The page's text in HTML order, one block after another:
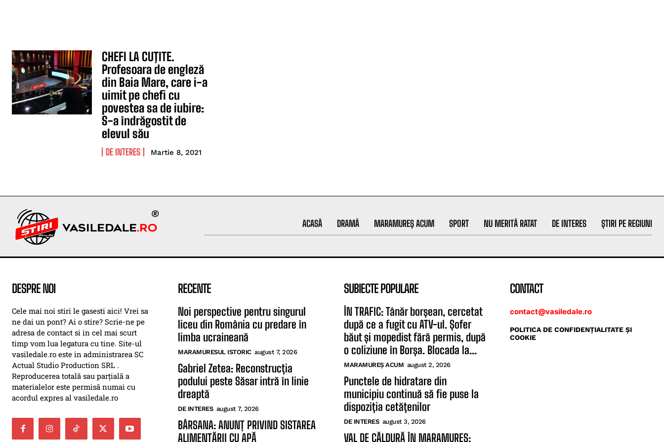
CHEFI LA CUŢITE.
Profesoara de engleză
din Baia Mare, care i-a
uimit pe chefi cu
povestea sa de iubire:
S-a îndrăgostit de
elevul său
DE INTERES Martie 8, 2021
ACASĂ DRAMĂ MARAMUREȘ ACUM SPORT NU MERITĂ RATAT DE INTERES ȘTIRI PE REGIUNI
DESPRE NOI
Cele mai noi stiri le gasesti aici! Vrei sa
ne dai un pont? Ai o stire? Scrie-ne pe
adresa de contact si in cel mai scurt
timp vom lua legatura cu tine. Site-ul
vasiledale.ro este in administrarea SC
Actual Studio Production SRL .
Reproducerea totală sau parțială a
materialelor este permisă numai cu
acordul expres al vasiledale.ro
RECENTE
Noi perspective pentru singurul
liceu din România cu predare în
limba ucraineană
MARAMURESUL ISTORIC august 7, 2026
Gabriel Zetea: Reconstrucția
podului peste Săsar intră în linie
dreaptă
DE INTERES august 7, 2026
BÂRSANA: ANUNȚ PRIVIND SISTAREA
ALIMENTĂRII CU APĂ
SUBIECTE POPULARE
ÎN TRAFIC: Tânăr borșean, cercetat
după ce a fugit cu ATV-ul. Șofer
băut și mopedist fără permis, după
o coliziune în Borșa. Blocada la...
MARAMUREȘ ACUM august 2, 2026
Punctele de hidratare din
municipiu continuă să fie puse la
dispoziția cetățenilor
DE INTERES august 3, 2026
VAL DE CĂLDURĂ ÎN MARAMUREȘ:
CONTACT
contact@vasiledale.ro
POLITICA DE CONFIDENŢIALITATE ŞI
COOKIE